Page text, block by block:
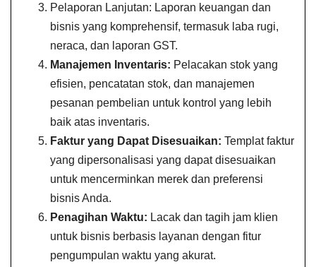
Pelaporan Lanjutan: Laporan keuangan dan
bisnis yang komprehensif, termasuk laba rugi,
neraca, dan laporan GST.
Manajemen Inventaris: Pelacakan stok yang
efisien, pencatatan stok, dan manajemen
pesanan pembelian untuk kontrol yang lebih
baik atas inventaris.
Faktur yang Dapat Disesuaikan: Templat faktur
yang dipersonalisasi yang dapat disesuaikan
untuk mencerminkan merek dan preferensi
bisnis Anda.
Penagihan Waktu: Lacak dan tagih jam klien
untuk bisnis berbasis layanan dengan fitur
pengumpulan waktu yang akurat.